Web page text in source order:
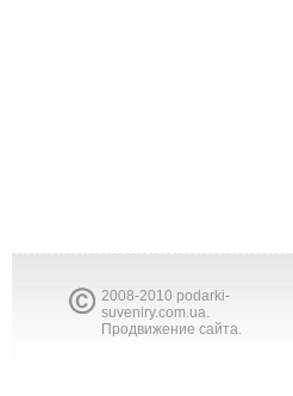
2008-2010 podarki-
suveniry.com.ua.
Продвижение сайта.